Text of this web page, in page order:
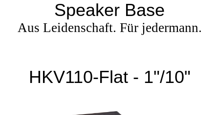
Speaker Base
Aus Leidenschaft. Für jedermann.
HKV110-Flat - 1"/10"